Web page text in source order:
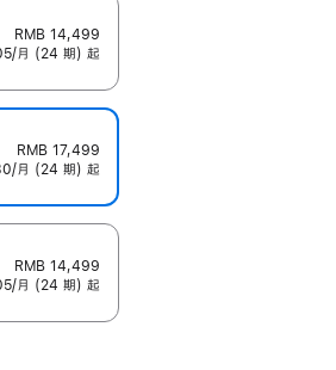
RMB 14,499
月 (24 期) 起
RMB 17,499
月 (24 期) 起
RMB 14,499
月 (24 期) 起